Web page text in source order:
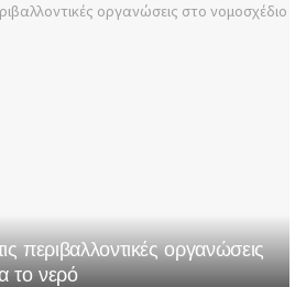
περιβαλλοντικές οργανώσεις
το νερό